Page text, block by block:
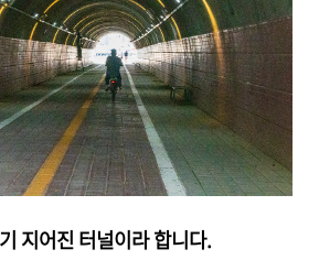
지어진 터널이라 합니다.